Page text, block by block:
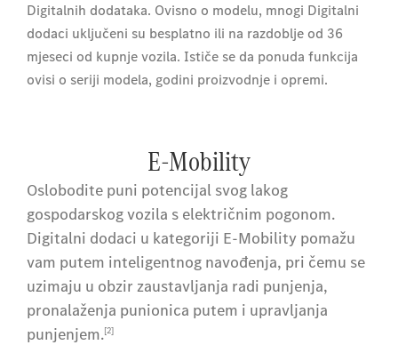
Digitalnih dodataka. Ovisno o modelu, mnogi Digitalni
dodaci uključeni su besplatno ili na razdoblje od 36
mjeseci od kupnje vozila. Ističe se da ponuda funkcija
ovisi o seriji modela, godini proizvodnje i opremi.
E-Mobility
Oslobodite puni potencijal svog lakog
gospodarskog vozila s električnim pogonom.
Digitalni dodaci u kategoriji E-Mobility pomažu
vam putem inteligentnog navođenja, pri čemu se
uzimaju u obzir zaustavljanja radi punjenja,
pronalaženja punionica putem i upravljanja
punjenjem.[2]